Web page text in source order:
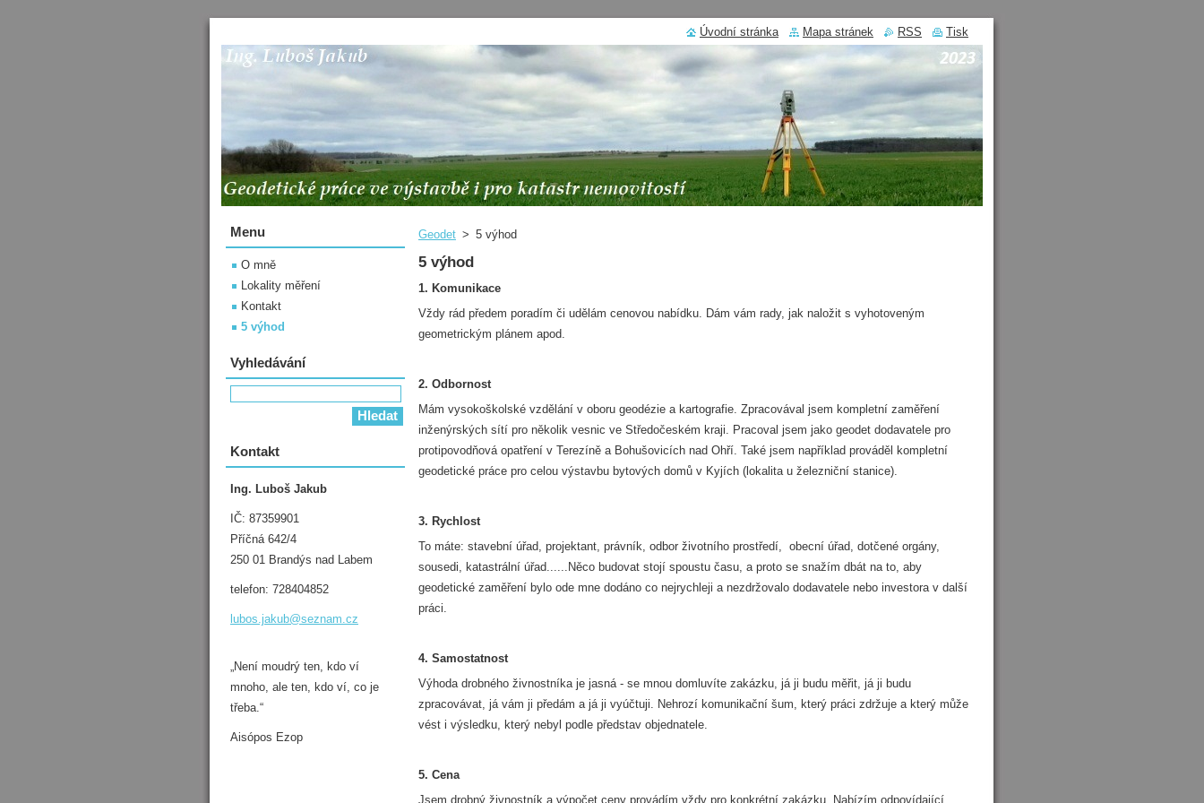
Geodet > 5 výhod
5 výhod
1. Komunikace
Vždy rád předem poradím či udělám cenovou nabídku. Dám vám rady, jak naložit s vyhotoveným
geometrickým plánem apod.
2. Odbornost
Mám vysokoškolské vzdělání v oboru geodézie a kartografie. Zpracovával jsem kompletní zaměření
inženýrských sítí pro několik vesnic ve Středočeském kraji. Pracoval jsem jako geodet dodavatele pro
protipovodňová opatření v Terezíně a Bohušovicích nad Ohří. Také jsem například prováděl kompletní
geodetické práce pro celou výstavbu bytových domů v Kyjích (lokalita u železniční stanice).
3. Rychlost
To máte: stavební úřad, projektant, právník, odbor životního prostředí, obecní úřad, dotčené orgány,
sousedi, katastrální úřad......Něco budovat stojí spoustu času, a proto se snažím dbát na to, aby
geodetické zaměření bylo ode mne dodáno co nejrychleji a nezdržovalo dodavatele nebo investora v další
práci.
4. Samostatnost
Výhoda drobného živnostníka je jasná - se mnou domluvíte zakázku, já ji budu měřit, já ji budu
zpracovávat, já vám ji předám a já ji vyúčtuji. Nehrozí komunikační šum, který práci zdržuje a který může
vést i výsledku, který nebyl podle představ objednatele.
5. Cena
Jsem drobný živnostník a výpočet ceny provádím vždy pro konkrétní zakázku. Nabízím odpovídající
Menu
O mně
Lokality měření
Kontakt
5 výhod
Vyhledávání
Kontakt
Ing. Luboš Jakub
IČ: 87359901
Příčná 642/4
250 01 Brandýs nad Labem
telefon: 728404852
lubos.jakub@seznam.cz
„Není moudrý ten, kdo ví
mnoho, ale ten, kdo ví, co je
třeba.“
Aisópos Ezop
Úvodní stránka Mapa stránek RSS Tisk